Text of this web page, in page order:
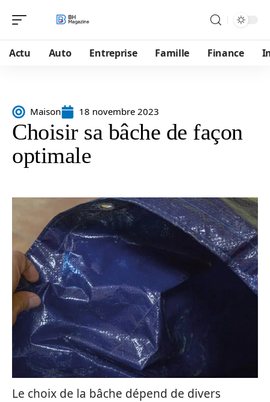
Actu Auto Entreprise Famille Finance
Maison 18 novembre 2023
Choisir sa bâche de façon
optimale
Le choix de la bâche dépend de divers